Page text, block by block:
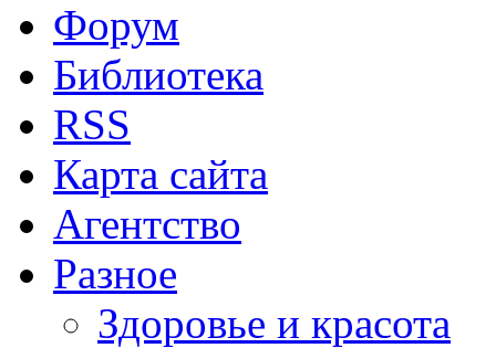
Форум
Библиотека
RSS
Карта сайта
Агентство
Разное
Здоровье и красота